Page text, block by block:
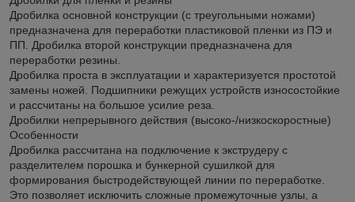
Дробилка основной конструкции (с треугольными ножами)
предназначена для переработки пластиковой пленки из ПЭ и
ПП. Дробилка второй конструкции предназначена для
переработки резины.
Дробилка проста в эксплуатации и характеризуется простотой
замены ножей. Подшипники режущих устройств износостойкие
и рассчитаны на большое усилие реза.
Дробилки непрерывного действия (высоко-/низкоскоростные)
Особенности
Дробилка рассчитана на подключение к экструдеру с
разделителем порошка и бункерной сушилкой для
формирования быстродействующей линии по переработке.
Это позволяет исключить сложные промежуточные узлы, а